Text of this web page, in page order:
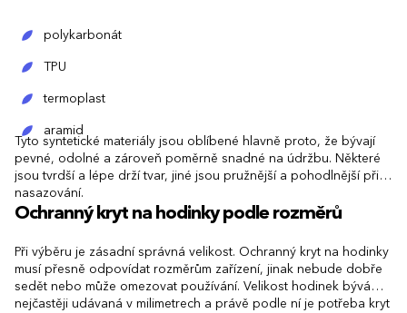
polykarbonát
TPU
termoplast
aramid
Tyto syntetické materiály jsou oblíbené hlavně proto, že bývají
pevné, odolné a zároveň poměrně snadné na údržbu. Některé
jsou tvrdší a lépe drží tvar, jiné jsou pružnější a pohodlnější při
nasazování.
Ochranný kryt na hodinky podle rozměrů
Při výběru je zásadní správná velikost. Ochranný kryt na hodinky
musí přesně odpovídat rozměrům zařízení, jinak nebude dobře
sedět nebo může omezovat používání. Velikost hodinek bývá
nejčastěji udávaná v milimetrech a právě podle ní je potřeba kryt